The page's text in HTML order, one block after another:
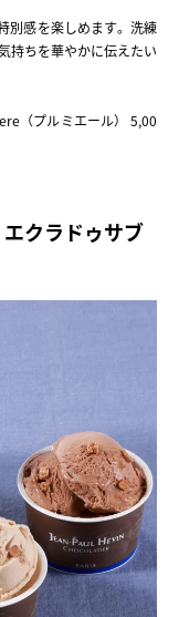
別感を楽しめます。洗練
持ちを華やかに伝えたい
（プルミエール） 5,00
クラドゥサブ